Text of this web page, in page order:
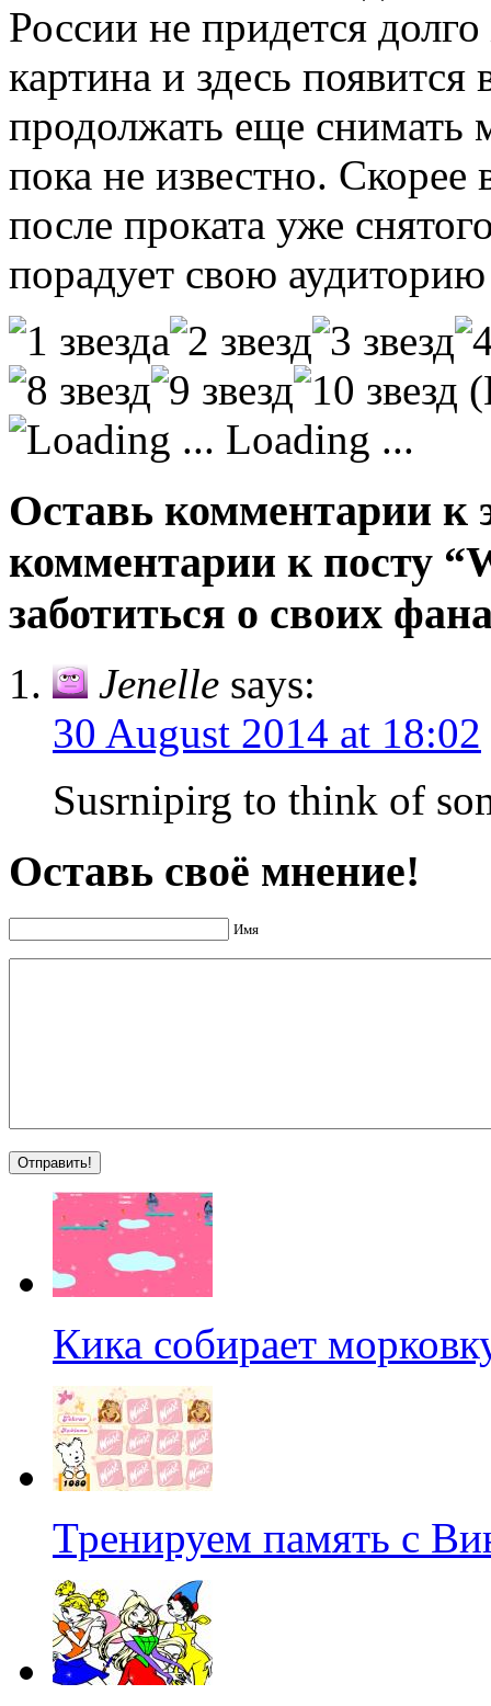
России не придется
картина и здесь появится
продолжать еще
пока не известно. Скорее
после проката уже
порадует свою
Loading ...
Оставь комментарии к
комментарии к посту
заботиться о своих
Jenelle says:
30 August 2014 at 18:02
Susrnipirg to think of
Оставь своё мнение!
Имя
Кика собирает
Тренируем память с